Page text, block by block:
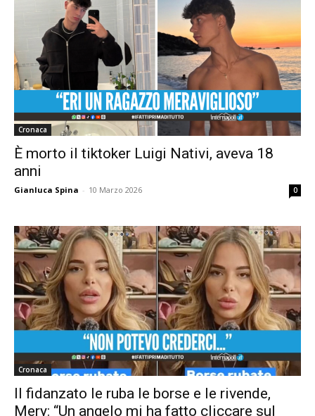
Cronaca
È morto il tiktoker Luigi Nativi, aveva 18
anni
Gianluca Spina - 10 Marzo 2026 0
Cronaca
Il fidanzato le ruba le borse e le rivende,
Mery: “Un angelo mi ha fatto cliccare sul